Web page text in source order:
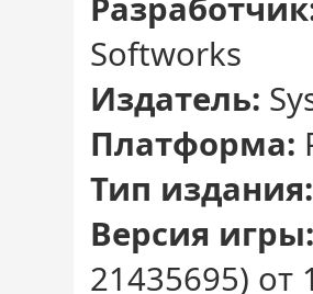
Softworks
Издатель:
Платформа:
Тип издания:
Версия игры:
21435695) от